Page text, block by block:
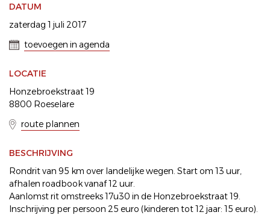
DATUM
zaterdag 1 juli 2017
toevoegen in agenda
LOCATIE
Honzebroekstraat 19
8800 Roeselare
route plannen
BESCHRIJVING
Rondrit van 95 km over landelijke wegen. Start om 13 uur,
afhalen roadbook vanaf 12 uur.
Aanlomst rit omstreeks 17u30 in de Honzebroekstraat 19.
Inschrijving per persoon 25 euro (kinderen tot 12 jaar: 15 euro).